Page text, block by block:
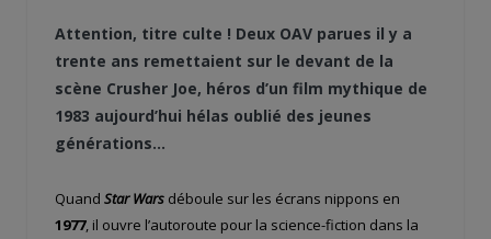
Attention, titre culte ! Deux OAV parues il y a
trente ans remettaient sur le devant de la
scène Crusher Joe, héros d’un film mythique de
1983 aujourd’hui hélas oublié des jeunes
générations…
Quand Star Wars déboule sur les écrans nippons en
1977, il ouvre l’autoroute pour la science-fiction dans la